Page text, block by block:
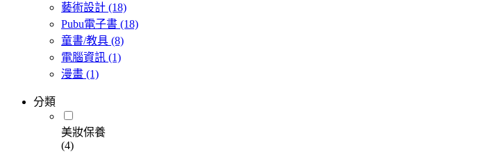
藝術設計 (18)
Pubu電子書 (18)
童書/教具 (8)
電腦資訊 (1)
漫畫 (1)
分類
美妝保養
(4)